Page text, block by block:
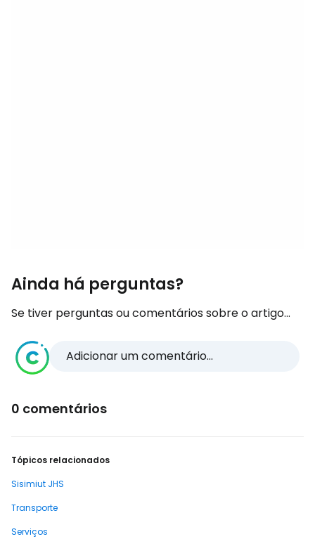
Ainda há perguntas?
Se tiver perguntas ou comentários sobre o artigo...
Adicionar um comentário...
0 comentários
Tópicos relacionados
Sisimiut JHS
Transporte
Serviços